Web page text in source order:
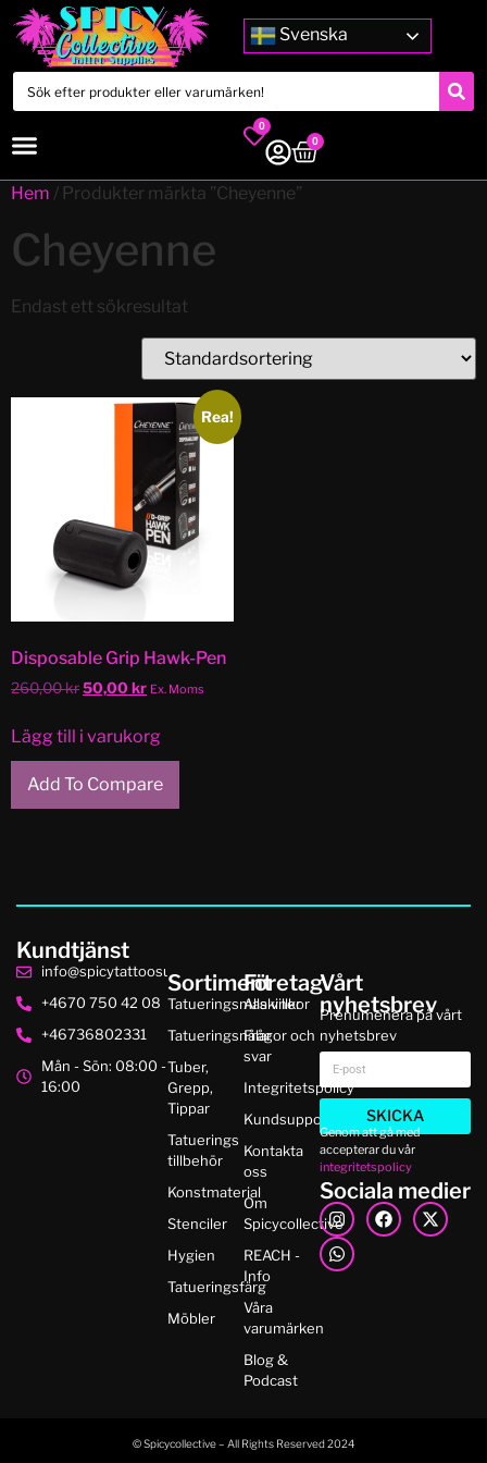
Svenska
0
0
Hem / Produkter märkta ”Cheyenne”
Cheyenne
Endast ett sökresultat
Rea!
Disposable Grip Hawk-Pen
260,00kr50,00 kr Ex. Moms
Lägg till i varukorg
Add To Compare
Kundtjänst
info@spicytattoosupplies.se
+4670 750 42 08
+46736802331
Mån - Sön: 08:00 -
16:00
Sortiment
Tatueringsmaskiner
Tatueringsnålar
Tuber,
Grepp,
Tippar
Tatuerings
tillbehör
Konstmaterial
Stenciler
Hygien
Tatueringsfärg
Möbler
Företag
Alla villkor
Frågor och
svar
Integritetspolicy
Kundsupport
Kontakta
oss
Om
Spicycollective
REACH -
Info
Våra
varumärken
Blog &
Podcast
Vårt
nyhetsbrev
Prenumenera på vårt
nyhetsbrev
SKICKA
Genom att gå med
accepterar du vår
integritetspolicy
Sociala medier
© Spicycollective – All Rights Reserved 2024